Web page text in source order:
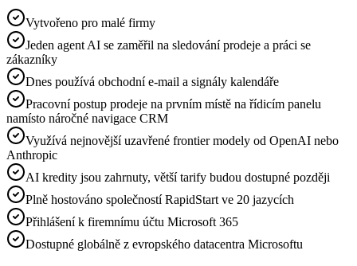
Vytvořeno pro malé firmy
Jeden agent AI se zaměřil na sledování prodeje a práci se
zákazníky
Dnes používá obchodní e-mail a signály kalendáře
Pracovní postup prodeje na prvním místě na řídicím panelu
namísto náročné navigace CRM
Využívá nejnovější uzavřené frontier modely od OpenAI nebo
Anthropic
AI kredity jsou zahrnuty, větší tarify budou dostupné později
Plně hostováno společností RapidStart ve 20 jazycích
Přihlášení k firemnímu účtu Microsoft 365
Dostupné globálně z evropského datacentra Microsoftu